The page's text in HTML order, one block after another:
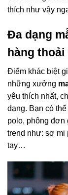
thích như vậy
Đa dạng
hàng
Điểm khác biệt
những xưởng
yêu thích nhất,
dạng. Bạn có
polo, phông
trend như: sơ mi
tay…